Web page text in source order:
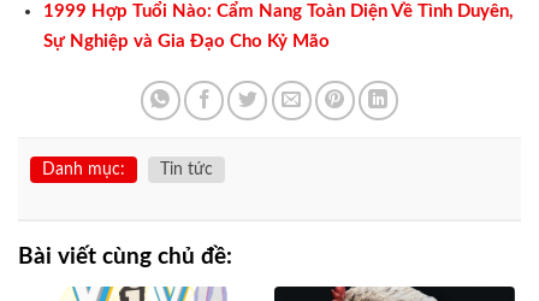
1999 Hợp Tuổi Nào: Cẩm Nang Toàn Diện Về Tình Duyên,
Sự Nghiệp và Gia Đạo Cho Kỷ Mão
Danh mục: Tin tức
Bài viết cùng chủ đề: